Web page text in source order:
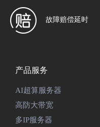
故障赔偿延时
产品服务
AI超算服务器
高防大带宽
多IP服务器